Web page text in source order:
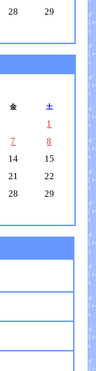
28
29
金 土
1
7
8
14
15
21
22
28
29